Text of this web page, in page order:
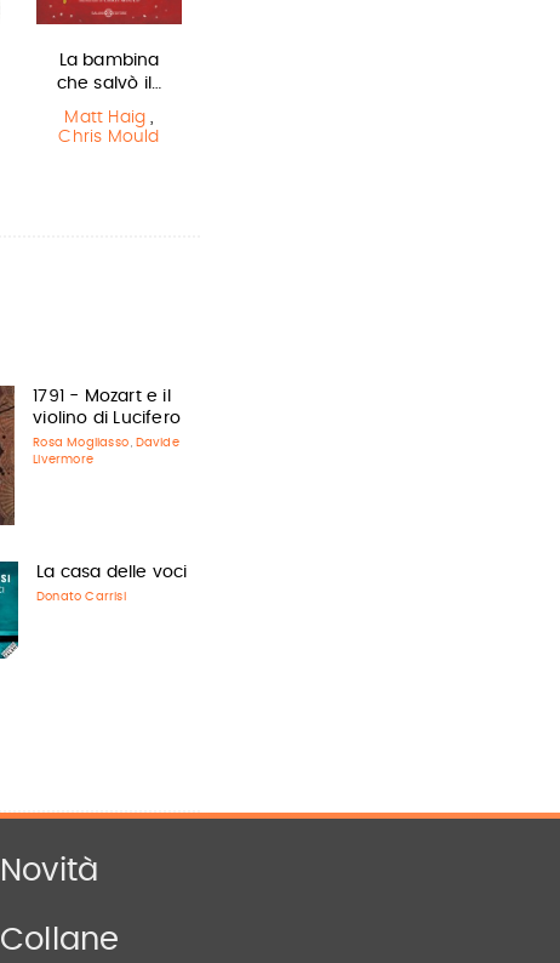
La bambina
che salvò il…
Matt Haig ,
Chris Mould
1791 - Mozart e il
violino di Lucifero
Rosa Mogliasso , Davide
Livermore
La casa delle voci
Donato Carrisi
Novità
Collane